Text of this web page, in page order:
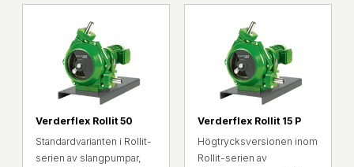
Verderflex Rollit 50
Standardvarianten i Rollit-
serien av slangpumpar,
Verderflex Rollit 15 P
Högtrycksversionen inom
Rollit-serien av